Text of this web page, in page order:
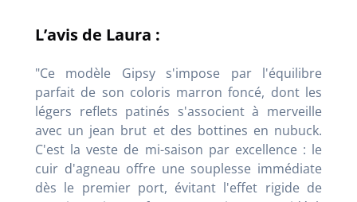
L’avis de Laura :
"Ce modèle Gipsy s'impose par l'équilibre
parfait de son coloris marron foncé, dont les
légers reflets patinés s'associent à merveille
avec un jean brut et des bottines en nubuck.
C'est la veste de mi-saison par excellence : le
cuir d'agneau offre une souplesse immédiate
dès le premier port, évitant l'effet rigide de